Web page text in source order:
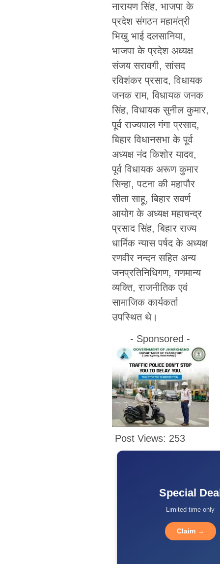
नारायण सिंह, भाजपा के
प्रदेश संगठन महामंत्री
भिखु भाई दलसानिया,
भाजपा के प्रदेश अध्यक्ष
संजय सरावगी, सांसद
रविशंकर प्रसाद, विधायक
जनक राम, विधायक जनक
सिंह, विधायक सुनील कुमार,
पूर्व राज्यपाल गंगा प्रसाद,
बिहार विधानसभा के पूर्व
अध्यक्ष नंद किशोर यादव,
पूर्व विधायक अरूण कुमार
सिन्हा, पटना की महापौर
सीता साहू, बिहार सवर्ण
आयोग के अध्यक्ष महाचन्द्र
प्रसाद सिंह, बिहार राज्य
धार्मिक न्यास पर्षद के अध्यक्ष
रणवीर नन्दन सहित अन्य
जनप्रतिनिधिगण, गणमान्य
व्यक्ति, राजनीतिक एवं
सामाजिक कार्यकर्ता
उपस्थित थे।
- Sponsored -
Post Views: 253
Special
Limited time only
Claim →